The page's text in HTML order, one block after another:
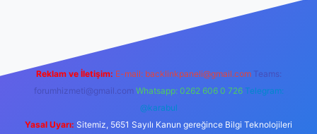
Reklam ve İletişim: E-mail: backlinkpaneli@gmail.com Teams:
forumhizmeti@gmail.com Whatsapp: 0262 606 0 726 Telegram:
@karabul
Yasal Uyarı: Sitemiz, 5651 Sayılı Kanun gereğince Bilgi Teknolojileri